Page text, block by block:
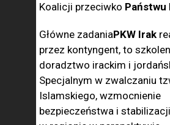
Koalicji przeciwko Państwu
Główne zadaniaPKW Irak
przez kontyngent, to
doradztwo irackim i
Specjalnym w zwalczaniu
Islamskiego, wzmocnienie
bezpieczeństwa i